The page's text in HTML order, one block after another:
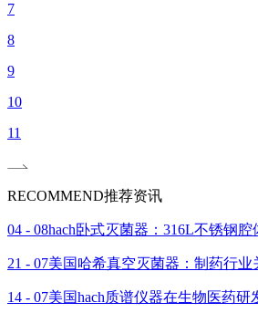
7
8
9
10
11
RECOMMEND推荐资讯
04 - 08hach卧式灭菌器：316L不锈钢
21 - 07美国哈希真空灭菌器：制药行业
14 - 07美国hach质谱仪器在生物医药研